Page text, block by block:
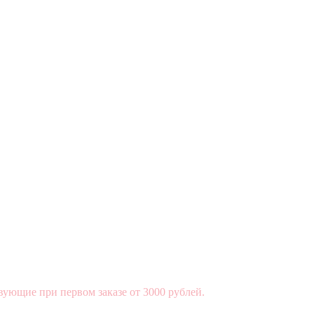
при первом заказе от 3000 рублей.